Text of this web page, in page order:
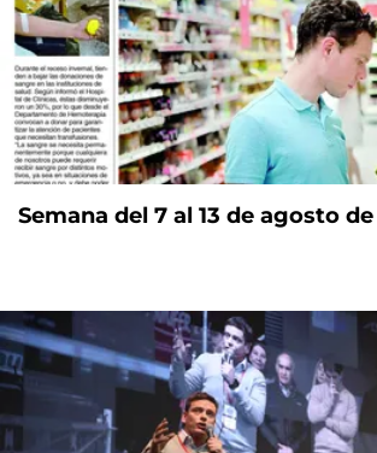
Semana del 7 al 13 de agosto